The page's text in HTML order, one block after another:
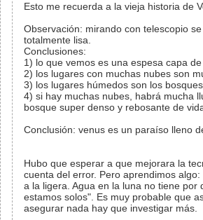
Esto me recuerda a la vieja historia de
Observación: mirando con telescopio
totalmente lisa.
Conclusiones:
1) lo que vemos es una espesa capa
2) los lugares con muchas nubes son
3) los lugares húmedos son los
4) si hay muchas nubes, habrá mucha
bosque super denso y rebosante de
Conclusión: venus es un paraíso lleno
Hubo que esperar a que mejorara la
cuenta del error. Pero aprendimos
a la ligera. Agua en la luna no tiene por
estamos solos". Es muy probable que
asegurar nada hay que investigar más.